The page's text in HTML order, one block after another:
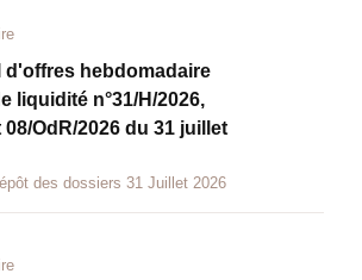
d'offres hebdomadaire
liquidité n°31/H/2026,
08/OdR/2026 du 31 juillet
des dossiers 31 Juillet 2026